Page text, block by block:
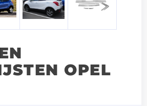
OPEL